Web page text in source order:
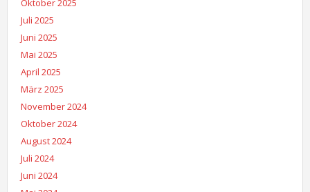
Oktober 2025
Juli 2025
Juni 2025
Mai 2025
April 2025
März 2025
November 2024
Oktober 2024
August 2024
Juli 2024
Juni 2024